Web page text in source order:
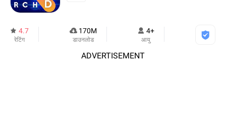
4.7
रेटिंग
170M
डाउनलोड
4+
आयु
ADVERTISEMENT